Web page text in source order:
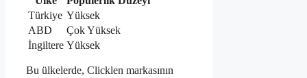
Türkiye Yüksek
ABD
Çok Yüksek
İngiltere Yüksek
Bu ülkelerde, Clicklen markasının